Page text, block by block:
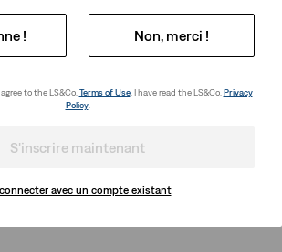
! Non, merci !
to the LS&Co.Terms of Use. I have read the LS&Co. Privacy
Policy.
S'inscrire maintenant
avec un compte existant